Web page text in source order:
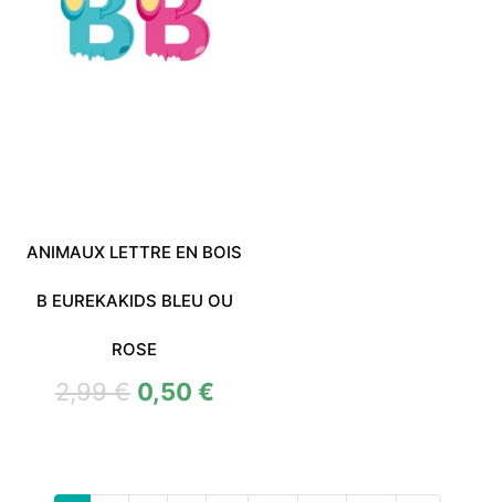
ANIMAUX LETTRE EN BOIS
B EUREKAKIDS BLEU OU
ROSE
2,99€ 0,50 €